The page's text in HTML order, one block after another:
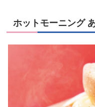
ホットモーニング